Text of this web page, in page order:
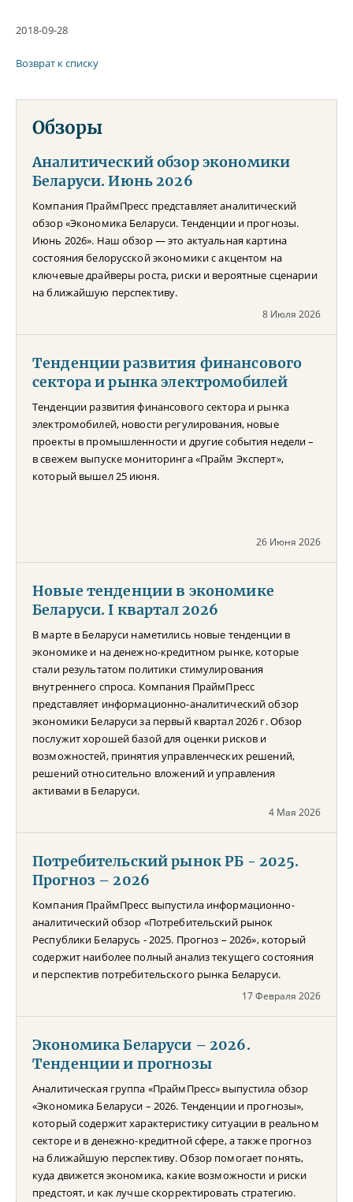
2018-09-28
Возврат к списку
Обзоры
Аналитический обзор экономики
Беларуси. Июнь 2026
Компания ПраймПресс представляет аналитический
обзор «Экономика Беларуси. Тенденции и прогнозы.
Июнь 2026». Наш обзор — это актуальная картина
состояния белорусской экономики с акцентом на
ключевые драйверы роста, риски и вероятные сценарии
на ближайшую перспективу.
8 Июля 2026
Тенденции развития финансового
сектора и рынка электромобилей
Тенденции развития финансового сектора и рынка
электромобилей, новости регулирования, новые
проекты в промышленности и другие события недели –
в свежем выпуске мониторинга «Прайм Эксперт»,
который вышел 25 июня.
26 Июня 2026
Новые тенденции в экономике
Беларуси. I квартал 2026
В марте в Беларуси наметились новые тенденции в
экономике и на денежно-кредитном рынке, которые
стали результатом политики стимулирования
внутреннего спроса. Компания ПраймПресс
представляет информационно-аналитический обзор
экономики Беларуси за первый квартал 2026 г. Обзор
послужит хорошей базой для оценки рисков и
возможностей, принятия управленческих решений,
решений относительно вложений и управления
активами в Беларуси.
4 Мая 2026
Потребительский рынок РБ - 2025.
Прогноз – 2026
Компания ПраймПресс выпустила информационно-
аналитический обзор «Потребительский рынок
Республики Беларусь - 2025. Прогноз – 2026», который
содержит наиболее полный анализ текущего состояния
и перспектив потребительского рынка Беларуси.
17 Февраля 2026
Экономика Беларуси – 2026.
Тенденции и прогнозы
Аналитическая группа «ПраймПресс» выпустила обзор
«Экономика Беларуси – 2026. Тенденции и прогнозы»,
который содержит характеристику ситуации в реальном
секторе и в денежно-кредитной сфере, а также прогноз
на ближайшую перспективу. Обзор помогает понять,
куда движется экономика, какие возможности и риски
предстоят, и как лучше скорректировать стратегию.